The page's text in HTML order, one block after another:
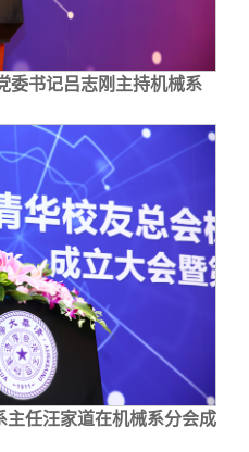
委书记吕志刚主持机械系
主任汪家道在机械系分会成